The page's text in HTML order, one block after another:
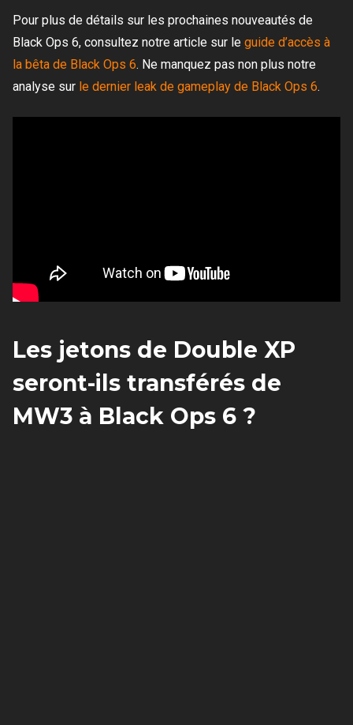
Pour plus de détails sur les prochaines nouveautés de
Black Ops 6, consultez notre article sur le guide d’accès à
la bêta de Black Ops 6. Ne manquez pas non plus notre
analyse sur le dernier leak de gameplay de Black Ops 6.
Les jetons de Double XP
seront-ils transférés de
MW3 à Black Ops 6 ?